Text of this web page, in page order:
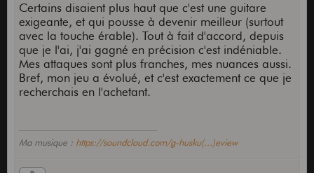
Certains disaient plus haut que c'est une guitare
exigeante, et qui pousse à devenir meilleur (surtout
avec la touche érable). Tout à fait d'accord, depuis
que je l'ai, j'ai gagné en précision c'est indéniable.
Mes attaques sont plus franches, mes nuances aussi.
Bref, mon jeu a évolué, et c'est exactement ce que je
recherchais en l'achetant.
Ma musique : https://soundcloud.com/g-husku(...)eview